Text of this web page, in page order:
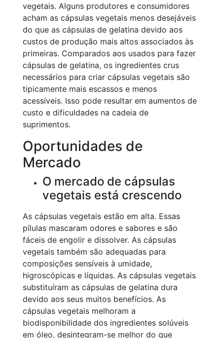
vegetais. Alguns produtores e consumidores
acham as cápsulas vegetais menos desejáveis
do que as cápsulas de gelatina devido aos
custos de produção mais altos associados às
primeiras. Comparados aos usados para fazer
cápsulas de gelatina, os ingredientes crus
necessários para criar cápsulas vegetais são
tipicamente mais escassos e menos
acessíveis. Isso pode resultar em aumentos de
custo e dificuldades na cadeia de
suprimentos.
Oportunidades de
Mercado
O mercado de cápsulas
vegetais está crescendo
As cápsulas vegetais estão em alta. Essas
pílulas mascaram odores e sabores e são
fáceis de engolir e dissolver. As cápsulas
vegetais também são adequadas para
composições sensíveis à umidade,
higroscópicas e líquidas. As cápsulas vegetais
substituíram as cápsulas de gelatina dura
devido aos seus muitos benefícios. As
cápsulas vegetais melhoram a
biodisponibilidade dos ingredientes solúveis
em óleo, desintegram-se melhor do que